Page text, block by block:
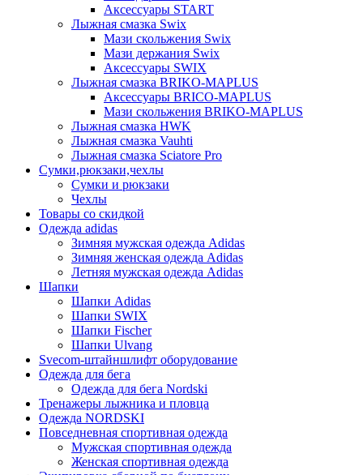
Аксессуары START
Лыжная смазка Swix
Мази скольжения Swix
Мази держания Swix
Аксессуары SWIX
Лыжная смазка BRIKO-MAPLUS
Аксессуары BRICO-MAPLUS
Мази скольжения BRIKO-MAPLUS
Лыжная смазка HWK
Лыжная смазка Vauhti
Лыжная смазка Sciatore Pro
Сумки,рюкзаки,чехлы
Сумки и рюкзаки
Чехлы
Товары со скидкой
Одежда adidas
Зимняя мужская одежда Adidas
Зимняя женская одежда Adidas
Летняя мужская одежда Adidas
Шапки
Шапки Adidas
Шапки SWIX
Шапки Fischer
Шапки Ulvang
Svecom-штайншлифт оборудование
Одежда для бега
Одежда для бега Nordski
Тренажеры лыжника и пловца
Одежда NORDSKI
Повседневная спортивная одежда
Мужская спортивная одежда
Женская спортивная одежда